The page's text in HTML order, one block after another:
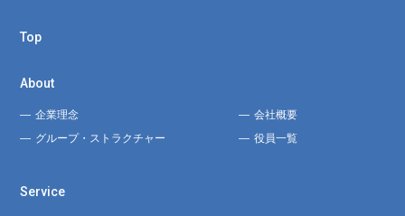
Top
About
企業理念
会社概要
グループ・ストラクチャー
役員一覧
Service